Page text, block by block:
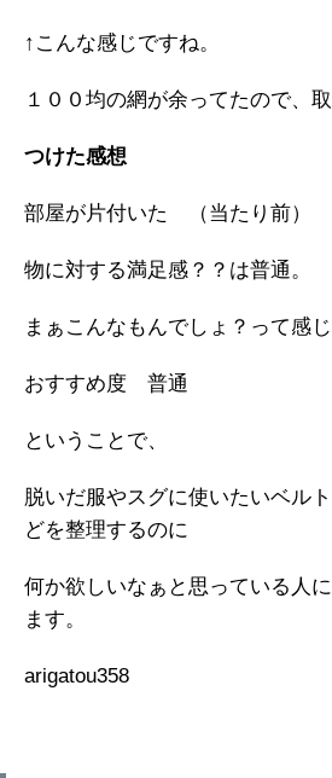
↑こんな感じですね。
１００均の網が余ってたので、
つけた感想
部屋が片付いた （当たり前）
物に対する満足感？？は普通。
まぁこんなもんでしょ？って感じ
おすすめ度 普通
ということで、
脱いだ服やスグに使いたいベル
どを整理するのに
何か欲しいなぁと思っている人
ます。
arigatou358